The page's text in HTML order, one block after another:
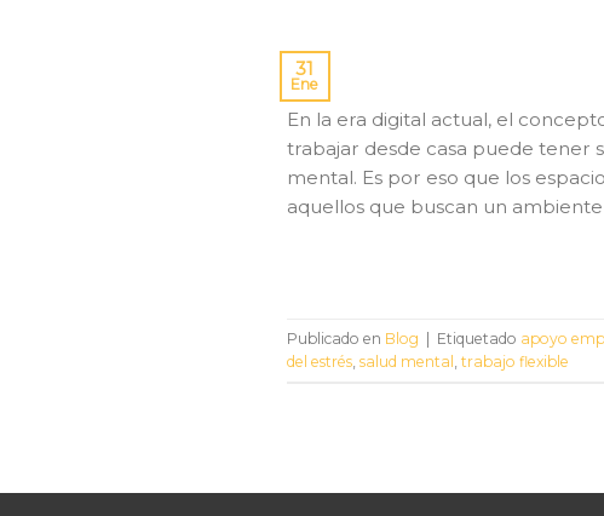
31
Ene
En la era digital actual, el
trabajar desde casa puede tener
mental. Es por eso que los
aquellos que buscan un
Publicado en Blog | Etiquetado apoyo
del estrés salud mental trabajo flexible